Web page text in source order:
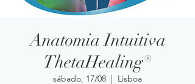
Anatomia Intuitiva
ThetaHealing®
sábado, 17/08
  |
Lisboa